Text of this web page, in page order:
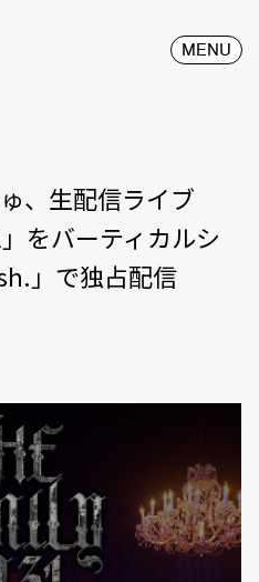
MENU
、生配信ライブ
」をバーティカルシ
」で独占配信